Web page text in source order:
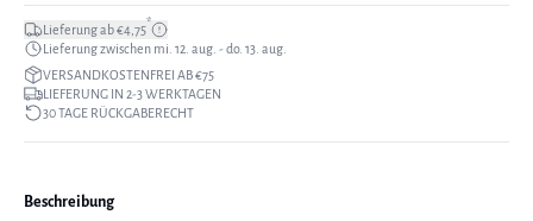
Lieferung ab €4,75*
Lieferung zwischen mi. 12. aug. - do. 13. aug.
VERSANDKOSTENFREI AB €75
LIEFERUNG IN 2-3 WERKTAGEN
30 TAGE RÜCKGABERECHT
Beschreibung